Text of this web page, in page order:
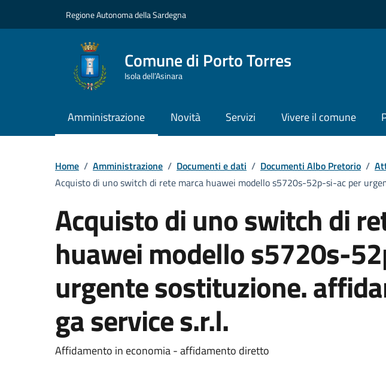
Regione Autonoma della Sardegna
Comune di Porto Torres
Isola dell’Asinara
Amministrazione Novità Servizi Vivere il comune
Home / Amministrazione / Documenti e dati / Documenti Albo Pretorio /
Acquisto di uno switch di rete marca huawei modello s5720s-52p-si-ac per
Acquisto di uno switch di
huawei modello s5720s-
urgente sostituzione.
ga service s.r.l.
Dettaglio del documento
Affidamento in economia - affidamento diretto